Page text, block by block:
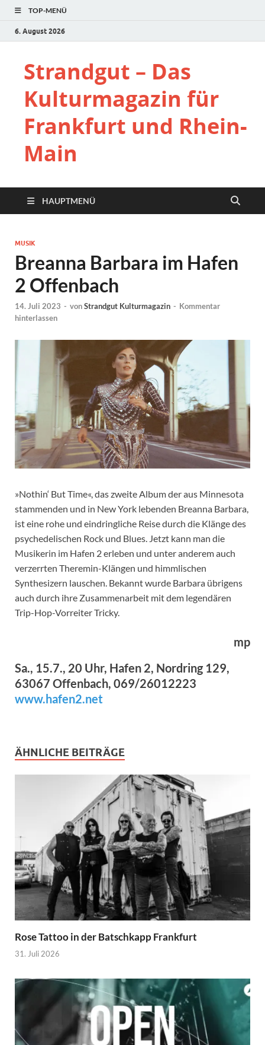
TOP-MENÜ
6. August 2026
Strandgut – Das
Kulturmagazin für
Frankfurt und Rhein-
Main
HAUPTMENÜ
MUSIK
Breanna Barbara im Hafen
2 Offenbach
14. Juli 2023 - vonStrandgut Kulturmagazin - Kommentar
hinterlassen
»Nothin‘ But Time«, das zweite Album der aus Minnesota
stammenden und in New York lebenden Breanna Barbara,
ist eine rohe und eindringliche Reise durch die Klänge des
psychedelischen Rock und Blues. Jetzt kann man die
Musikerin im Hafen 2 erleben und unter anderem auch
verzerrten Theremin-Klängen und himmlischen
Synthesizern lauschen. Bekannt wurde Barbara übrigens
auch durch ihre Zusammenarbeit mit dem legendären
Trip-Hop-Vorreiter Tricky.
mp
Sa., 15.7., 20 Uhr, Hafen 2, Nordring 129,
63067 Offenbach, 069/26012223
www.hafen2.net
ÄHNLICHE BEITRÄGE
Rose Tattoo in der Batschkapp Frankfurt
31. Juli 2026